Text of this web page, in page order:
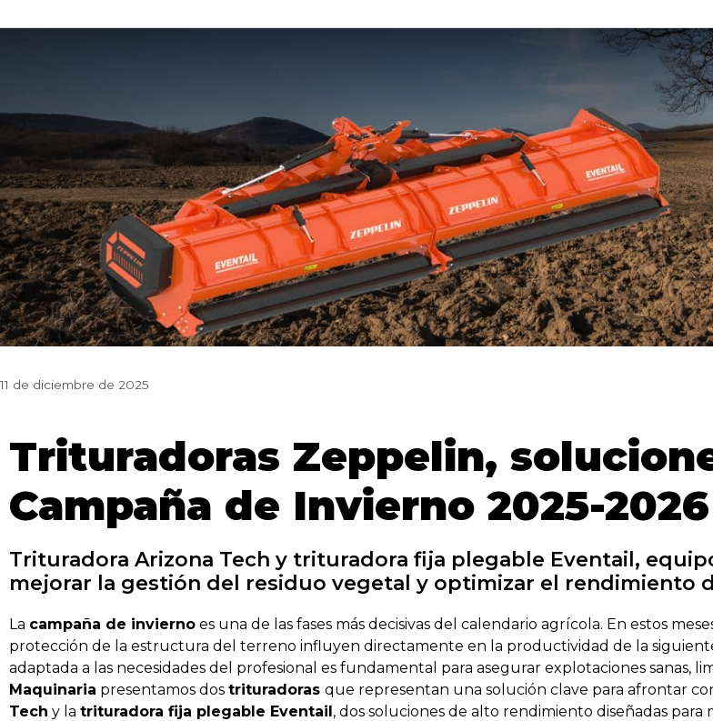
11 de diciembre de 2025
Trituradoras Zeppelin,
Campaña de Invierno 2025-2026
Trituradora Arizona Tech y trituradora fija plegable Eventail,
mejorar la gestión del residuo vegetal y optimizar el rendimiento
La campaña de invierno es una de las fases más decisivas del calendario agrícola. En estos
protección de la estructura del terreno influyen directamente en la productividad de la
adaptada a las necesidades del profesional es fundamental para asegurar explotaciones sanas,
Maquinaria presentamos dos trituradoras que representan una solución clave para afrontar
Tech y la trituradora fija plegable Eventail, dos soluciones de alto rendimiento diseñadas